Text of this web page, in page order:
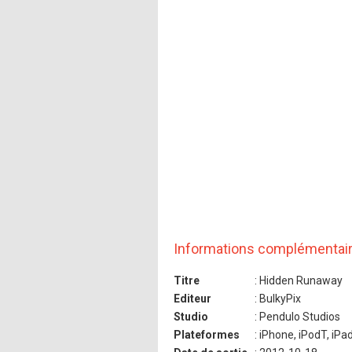
Informations
Titre
: Hidden Runaway
Editeur
: BulkyPix
Studio
: Pendulo Studios
Plateformes
: iPhone, iPodT, iPad